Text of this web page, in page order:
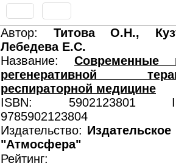
Автор: Титова О.Н.,
Лебедева Е.С.
Название: Современные
регенеративной
респираторной медицине
ISBN: 5902123801
9785902123804
Издательство:
"Атмосфера"
Рейтинг: